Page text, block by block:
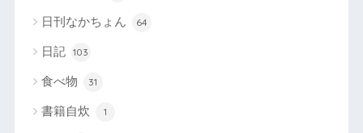
日刊なかちょん 64
日記 103
食べ物 31
書籍自炊 1